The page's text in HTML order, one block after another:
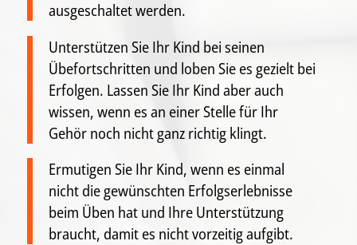
ausgeschaltet werden.
Unterstützen Sie Ihr Kind bei seinen
Übefortschritten und loben Sie es gezielt bei
Erfolgen. Lassen Sie Ihr Kind aber auch
wissen, wenn es an einer Stelle für Ihr
Gehör noch nicht ganz richtig klingt.
Ermutigen Sie Ihr Kind, wenn es einmal
nicht die gewünschten Erfolgserlebnisse
beim Üben hat und Ihre Unterstützung
braucht, damit es nicht vorzeitig aufgibt.